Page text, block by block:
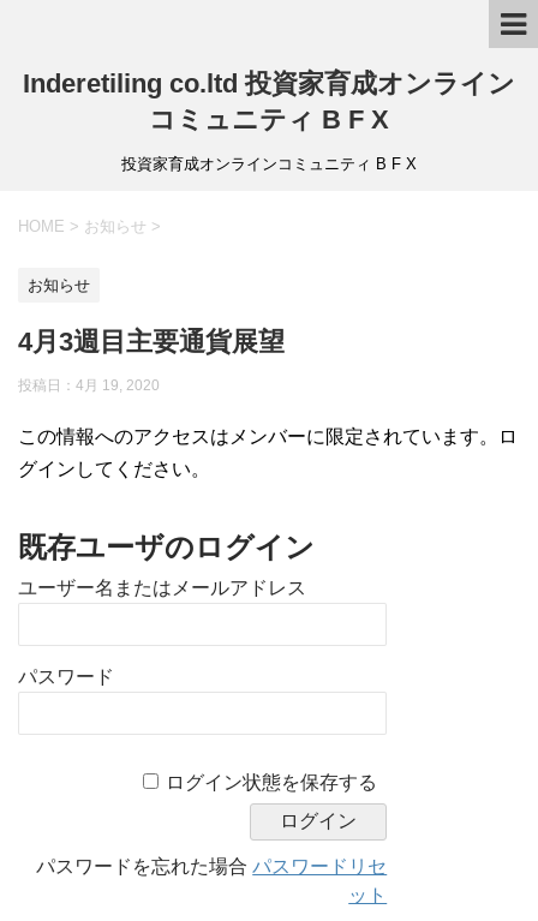
Inderetiling co.ltd 投資家育成オンライン
コミュニティ B F X
投資家育成オンラインコミュニティ B F X
HOME > お知らせ >
お知らせ
4月3週目主要通貨展望
投稿日：4月 19, 2020
この情報へのアクセスはメンバーに限定されています。ロ
グインしてください。
既存ユーザのログイン
ユーザー名またはメールアドレス
パスワード
ログイン状態を保存する
パスワードを忘れた場合パスワードリセ
ット